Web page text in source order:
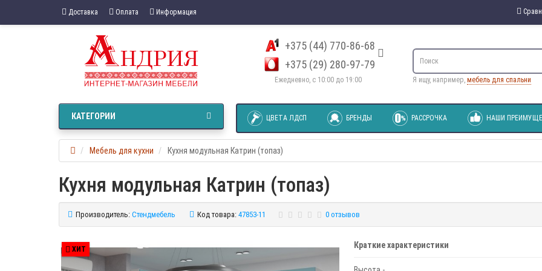
Доставка Оплата Информация
+375 (44) 770-86-68
+375 (29) 280-97-79
Ежедневно, с 10:00 до 19:00 Я ищу, например, мебель для спальни
ЦВЕТА ЛДСП БРЕНДЫ РАССРОЧКА НАШИ
КАТЕГОРИИ
Мебель для кухни Кухня модульная Катрин (топаз)
Кухня модульная Катрин (топаз)
Производитель: Стендмебель Код товара: 47853-11 0 отзывов
ХИТ Краткие характеристики